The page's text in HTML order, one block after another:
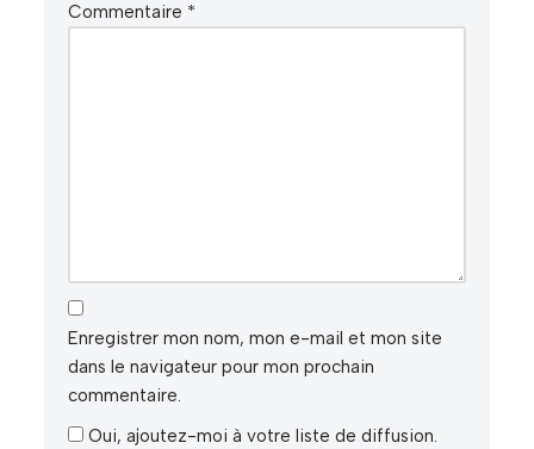
Commentaire *
Enregistrer mon nom, mon e-mail et mon site
dans le navigateur pour mon prochain
commentaire.
Oui, ajoutez-moi à votre liste de diffusion.